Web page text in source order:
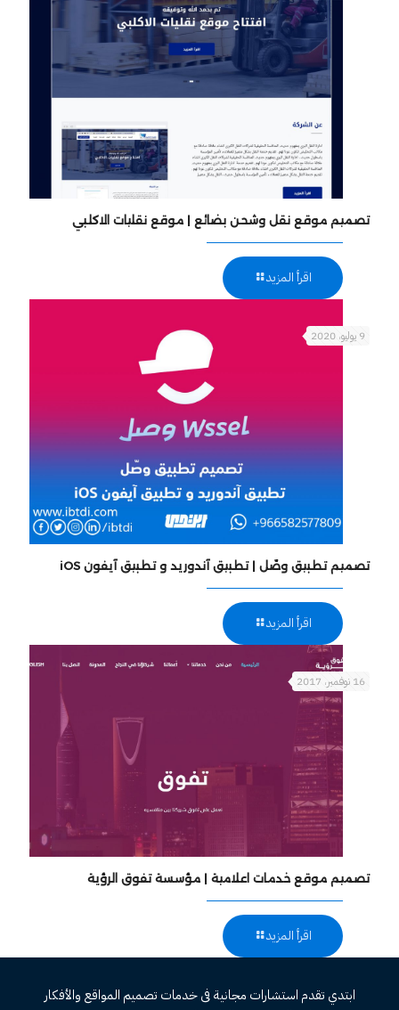
تصميم موقع نقل وشحن بضائع | موقع نقليات الاكلبي
اقرأ المزيد
9 يوليو، 2020
تصميم تطبيق وصّل | تطبيق آندوريد و تطبيق آيفون iOS
اقرأ المزيد
16 نوفمبر، 2017
تصميم موقع خدمات اعلامية | مؤسسة تفوق الرؤية
اقرأ المزيد
ابتدي تقدم استشارات مجانية فى خدمات تصميم المواقع والأفكار